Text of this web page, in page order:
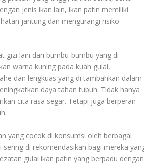
jenis ikan lain, ikan patin memiliki
jantung dan mengurangi risiko
gizi lain dari bumbu-bumbu yang di
warna kuning pada kuah gulai,
dan lengkuas yang di tambahkan dalam
daya tahan tubuh. Tidak hanya
cita rasa segar. Tetapi juga berperan
yang cocok di konsumsi oleh berbagai
di rekomendasikan bagi mereka
gulai ikan patin yang berpadu dengan